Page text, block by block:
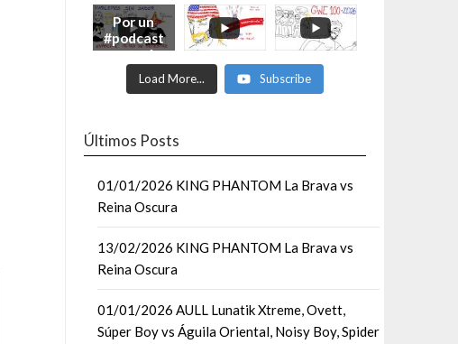
Por un
#podcast
con más
Moonsaul
ts #93:
MITAD
DE AÑO
Load More... Subscribe
Últimos Posts
01/01/2026 KING PHANTOM La Brava vs
Reina Oscura
13/02/2026 KING PHANTOM La Brava vs
Reina Oscura
01/01/2026 AULL Lunatik Xtreme, Ovett,
Súper Boy vs Águila Oriental, Noisy Boy, Spider